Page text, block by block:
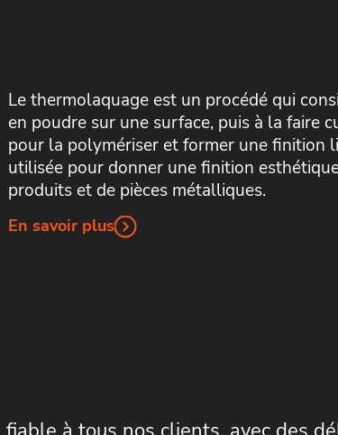
Le thermolaquage est un procédé qui
en poudre sur une surface, puis à la faire
pour la polymériser et former une finition
utilisée pour donner une finition
produits et de pièces métalliques.
En savoir plus